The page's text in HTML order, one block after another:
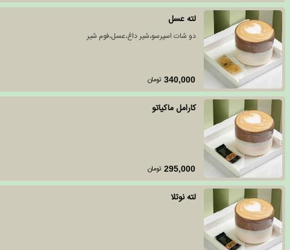
لته عسل
دو شات اسپرسو،شیر داغ،عسل،فوم شیر
340,000 تومان
کارامل ماکیاتو
295,000 تومان
لته نوتلا